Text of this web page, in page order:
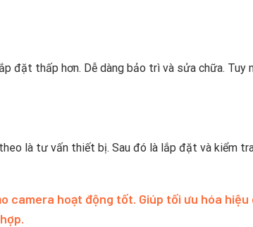
đặt thấp hơn. Dễ dàng bảo trì và sửa chữa. Tuy
là tư vấn thiết bị. Sau đó là lắp đặt và kiểm
camera hoạt động tốt. Giúp tối ưu hóa hiệu